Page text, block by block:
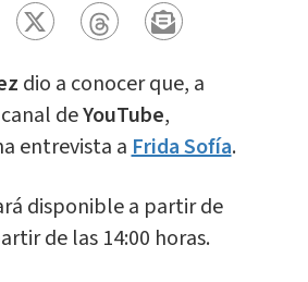
dio a conocer que, a
deYouTube,
entrevista aFrida Sofía.
disponible a partir de
de las 14:00 horas.